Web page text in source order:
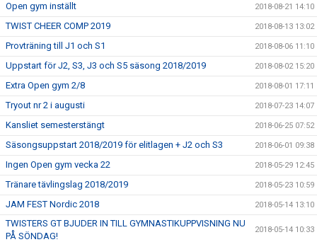
Open gym inställt 2018-08-21 14:10
TWIST CHEER COMP 2019 2018-08-13 13:02
Provträning till J1 och S1 2018-08-06 11:10
Uppstart för J2, S3, J3 och S5 säsong 2018/2019 2018-08-02 15:20
Extra Open gym 2/8 2018-08-01 17:11
Tryout nr 2 i augusti 2018-07-23 14:07
Kansliet semesterstängt 2018-06-25 07:52
Säsongsuppstart 2018/2019 för elitlagen + J2 och S3 2018-06-01 09:38
Ingen Open gym vecka 22 2018-05-29 12:45
Tränare tävlingslag 2018/2019 2018-05-23 10:59
JAM FEST Nordic 2018 2018-05-14 13:10
TWISTERS GT BJUDER IN TILL GYMNASTIKUPPVISNING NU
PÅ SÖNDAG!
2018-05-14 10:33